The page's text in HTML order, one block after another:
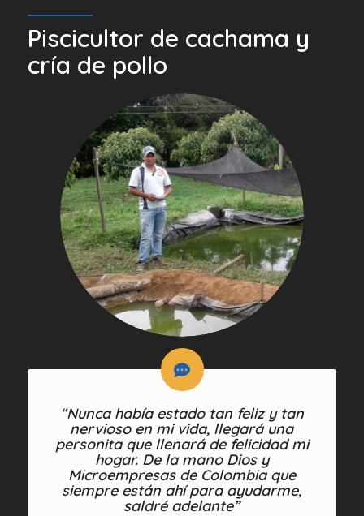
Piscicultor de cachama y
cría de pollo
“Nunca había estado tan feliz y tan
nervioso en mi vida, llegará una
personita que llenará de felicidad mi
hogar. De la mano Dios y
Microempresas de Colombia que
siempre están ahí para ayudarme,
saldré adelante”